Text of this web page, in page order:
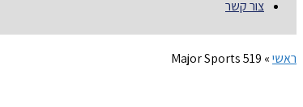
צור קשר
ראשי»
Major Sports 519